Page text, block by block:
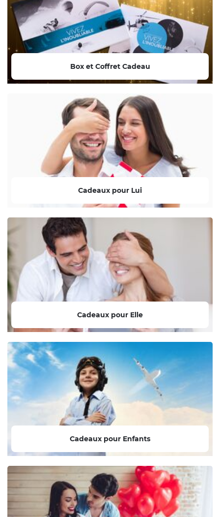
Box et Coffret Cadeau
Cadeaux pour Lui
Cadeaux pour Elle
Cadeaux pour Enfants